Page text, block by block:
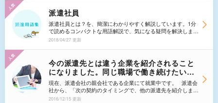
派遣社員
派遣社員とは？を、簡潔にわかりやすく解説しています。1分
で読めるコンパクトな用語解説で、気になる疑問を解決しまし
ょう。
2018/04/27 更新
今の派遣先とは違う企業を紹介されること
になりました。同じ職場で働き続けたいの
ですが、他の職場に異動しないといけない
のでしょうか？
現在、派遣会社の親会社である企業にて就業中です。 派遣会
社から、「次の契約のタイミングで、他の派遣先を紹介しま
す」という話がありました。 私は今の職場が気に入っている
2016/12/15 更新